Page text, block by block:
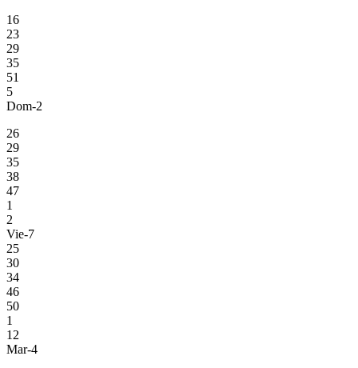
16
23
29
35
51
5
Dom-2
26
29
35
38
47
1
2
Vie-7
25
30
34
46
50
1
12
Mar-4